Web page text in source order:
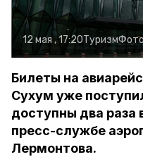
12 мая , 17:20Туризм
Билеты на
Сухум уже
доступны два раза
пресс-службе
Лермонтова.